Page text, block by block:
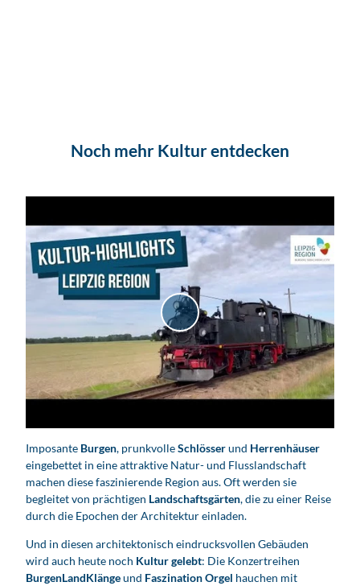
Noch mehr Kultur entdecken
V
i
d
e
o
s
p
i
e
e
n
Imposante Burgen, prunkvolleSchlösserund Herrenhäuser
eingebettet in eine attraktive Natur- und Flusslandschaft
machen diese faszinierende Region aus. Oft werden sie
begleitet von prächtigen Landschaftsgärten, die zu einer Reise
durch die Epochen der Architektur einladen.
Und in diesen architektonisch eindrucksvollen Gebäuden
wird auch heute noch Kultur gelebt: Die Konzertreihen
BurgenLandKlängeund Faszination Orgel hauchen mit